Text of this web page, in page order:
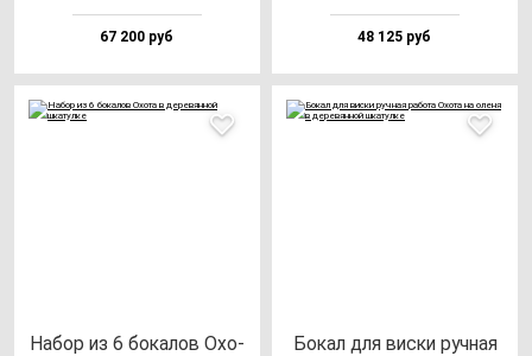
67 200 руб 48 125 руб
Набор из 6 бо­ка­лов Охо­
Бокал для вис­ки руч­ная